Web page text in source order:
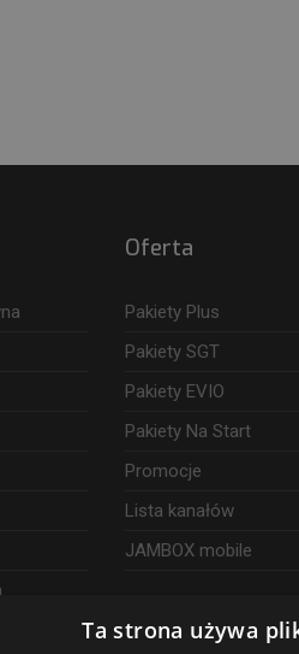
Oferta
Pakiety Plus
Pakiety SGT
Pakiety EVIO
Pakiety Na Start
Promocje
Lista kanałów
JAMBOX mobile
Ta strona używa